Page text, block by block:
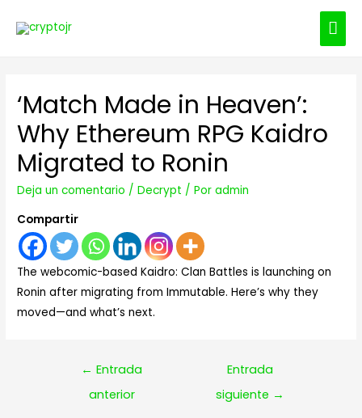
‘Match Made in Heaven’:
Why Ethereum RPG Kaidro
Migrated to Ronin
Deja un comentario /Decrypt / Poradmin
Compartir
The webcomic-based Kaidro: Clan Battles is launching on
Ronin after migrating from Immutable. Here’s why they
moved—and what’s next.
Navegación
← Entrada
anterior
Entrada
siguiente →